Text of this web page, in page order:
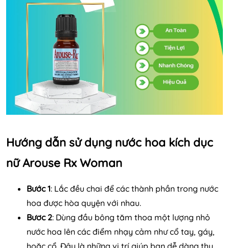
Hướng dẫn sử dụng nước hoa kích dục
nữ Arouse Rx Woman
Bước 1: Lắc đều chai để các thành phần trong nước
hoa được hòa quyện với nhau.
Bươc 2: Dùng đầu bông tăm thoa một lượng nhỏ
nước hoa lên các điểm nhạy cảm như cổ tay, gáy,